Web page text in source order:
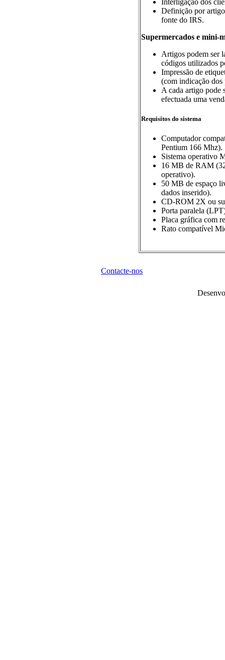
Definição por
fonte do IRS.
Supermercados e mini-
Artigos podem ser
códigos utilizados
Impressão de
(com indicação
A cada artigo pode
efectuada uma
Requisitos do sistema
Computador
Pentium 166 Mhz).
Sistema operativo
16 MB de RAM
operativo).
50 MB de espaço
dados inserido).
CD-ROM 2X ou
Porta paralela
Placa gráfica com
Rato compatível
Contacte-nos